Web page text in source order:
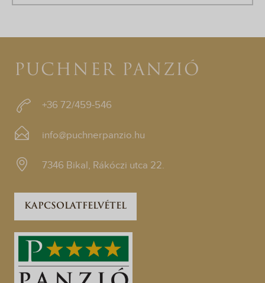
PUCHNER PANZIÓ
+36 72/459-546
info@puchnerpanzio.hu
7346 Bikal, Rákóczi utca 22.
KAPCSOLATFELVÉTEL